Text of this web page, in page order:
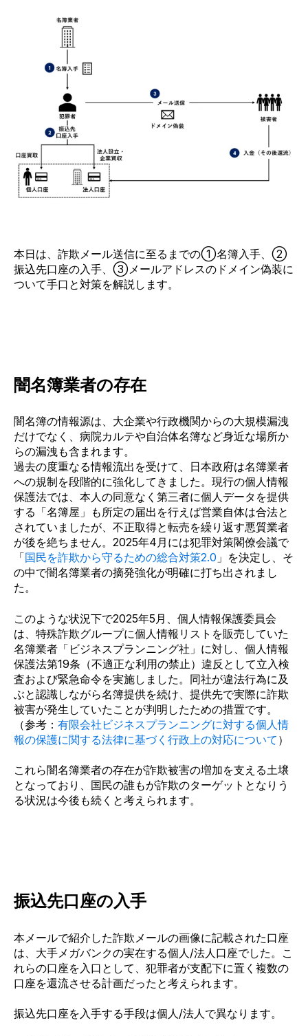
本日は、詐欺メール送信に至るまでの①名簿入手、②
振込先口座の入手、③メールアドレスのドメイン偽装に
ついて手口と対策を解説します。
闇名簿業者の存在
闇名簿の情報源は、大企業や行政機関からの大規模漏洩
だけでなく、病院カルテや自治体名簿など身近な場所か
らの漏洩も含まれます。
過去の度重なる情報流出を受けて、日本政府は名簿業者
への規制を段階的に強化してきました。現行の個人情報
保護法では、本人の同意なく第三者に個人データを提供
する「名簿屋」も所定の届出を行えば営業自体は合法と
されていましたが、不正取得と転売を繰り返す悪質業者
が後を絶ちません。 2025年4月には犯罪対策閣僚会議で
「国民を詐欺から守るための総合対策2.0 」を決定し、そ
の中で闇名簿業者の摘発強化が明確に打ち出されまし
た。
このような状況下で2025年5月、 個人情報保護委員会
は、特殊詐欺グループに個人情報リストを販売していた
名簿業者「ビジネスプランニング社」に対し、個人情報
保護法第19条（不適正な利用の禁止）違反として立入検
査および緊急命令を実施しました。同社が違法行為に及
ぶと認識しながら名簿提供を続け、提供先で実際に詐欺
被害が発生していたことが判明したための措置です。
（参考： 有限会社ビジネスプランニングに対する個人情
報の保護に関する法律に基づく行政上の対応について ）
これら闇名簿業者の存在が詐欺被害の増加を支える土壌
となっており、国民の誰もが詐欺のターゲットとなりう
る状況は今後も続くと考えられます。
振込先口座の入手
本メールで紹介した詐欺メールの画像に記載された口座
は、大手メガバンクの実在する個人/法人口座でした。こ
れらの口座を入口として、犯罪者が支配下に置く複数の
口座を還流させる計画だったと考えられます。
振込先口座を入手する手段は個人/法人で異なります。